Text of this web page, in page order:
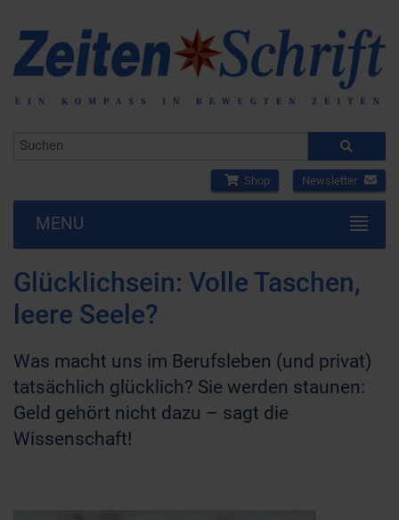
Shop Newsletter
MENU
Glücklichsein: Volle Taschen,
leere Seele?
Was macht uns im Berufsleben (und privat)
tatsächlich glücklich? Sie werden staunen:
Geld gehört nicht dazu – sagt die
Wissenschaft!